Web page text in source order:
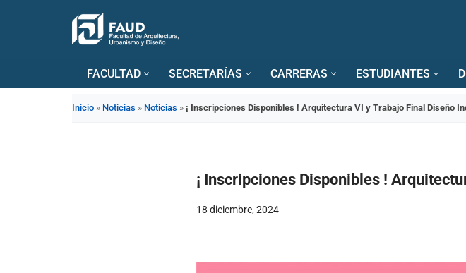
FACULTAD SECRETARÍAS CARRERAS ESTUDIANTES
Inicio » Noticias » Noticias » ¡ Inscripciones Disponibles ! Arquitectura VI y Trabajo Final Diseño
¡ Inscripciones Disponibles !
18 diciembre, 2024